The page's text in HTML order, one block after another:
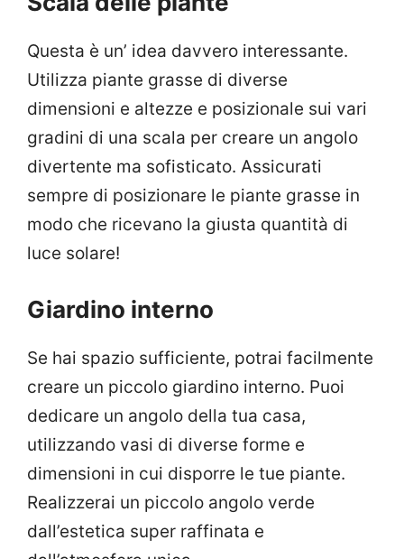
Questa è un’ idea davvero interessante.
Utilizza piante grasse di diverse
dimensioni e altezze e posizionale sui vari
gradini di una scala per creare un angolo
divertente ma sofisticato. Assicurati
sempre di posizionare le piante grasse in
modo che ricevano la giusta quantità di
luce solare!
Giardino interno
Se hai spazio sufficiente, potrai facilmente
creare un piccolo giardino interno. Puoi
dedicare un angolo della tua casa,
utilizzando vasi di diverse forme e
dimensioni in cui disporre le tue piante.
Realizzerai un piccolo angolo verde
dall’estetica super raffinata e